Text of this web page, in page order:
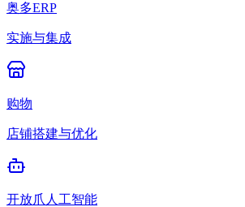
奥多ERP
实施与集成
购物
店铺搭建与优化
开放爪人工智能